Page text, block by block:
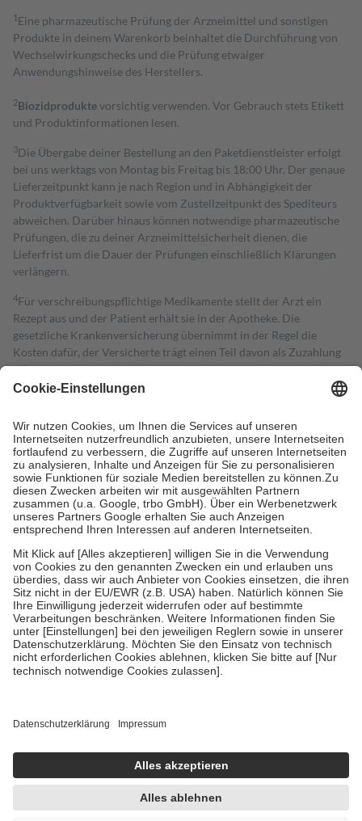
1 Eine pharmazeutische Prüfung der Arzneimittel und sonstigen
Produkte in deinem Warenkorb beinhaltet die Durchführung von
Wechselwirkungschecks und die Prüfung etwaiger
Anwendungshinweise des Herstellers.
2Biozidproduktevorsichtig verwenden. Vor Gebrauch stets Etikett
und Produktinformationen lesen.
3Die Übergabe deiner Bestellung an den Paketdienstleister erfolgt
bei uns werktags von Montag bis Freitag bis 18:00 Uhr. Der genaue
Lieferzeitpunkt kann je nach Region und in Abhängigkeit der
Produktverfügbarkeit sowie vom Zustellzeitpunkt des Spediteurs
abweichen. Darüber hinaus können notwendige pharmazeutische
Prüfungen, die zu deiner Arzneimittelsicherheit dienen, die
Lieferfrist um die Dauer der Prüfungen einschließlich Klärungen
verlängern.
4Für verschreibungspflichtige Medikamente stellt der Arzt ein
Rezept aus und der Patient erhält sie in der Apotheke. Die
gesetzliche Krankenversicherung übernimmt in der Regel die
Kosten dafür, der Versicherte trägt einen Teil davon als Zuzahlung
mit.
Grundsätzlich leisten Mitglieder Zuzahlungen in Höhe von zehn
höchstens zehn Euro.
Es sind jedoch nie mehr als die tatsächlichen
Kosten der Leistung zu entrichten.
Diese Regeln gelten grundsätzlich auch für Online-Apotheken.
Bei Heilmitteln und häuslicher Krankenpflege beträgt die
Zuzahlung zehn Prozent der Kosten sowie zehn Euro je
Verordnung.
Um das Engagement der Versicherten für ihre eigene Gesundheit zu
stärken und die besondere Stellung der Familie zu unterstützen,
fallenkeine Zuzahlungenan bei:
• Kindern und Jugendlichen bis zum vollendeten 18. Lebensjahr
mit Ausnahme der Fahrkosten
• Untersuchungen zur Vorsorge und Früherkennung, die von der
GKV getragen werden
• empfohlenen Schutzimpfungen
• Harn- und Blutteststreifen
getroffen, um sicherzustellen, dass es sich um echte Bewertungen
https://help.etrusted.com/hc/de/articles/4419944605341
Einige Bilder und Inhalte wurden unter Zuhilfenahme künstlicher